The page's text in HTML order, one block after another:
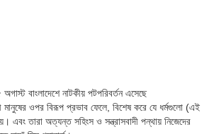
বাংলাদেশে নাটকীয় পটপরিবর্তন এসেছে
মানুষের ওপর বিরূপ প্রভাব ফেলে, বিশেষ করে যে ধর্মগুলো (এই
এবং তারা অত্যন্ত সহিংস ও সন্ত্রাসবাদী পন্থায় নিজেদের